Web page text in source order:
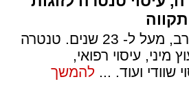
מטפל בעל ניסיון רב, מעל ל- 23 שנים. טנטרה
מיני, עיסוי רפואי,
שוודי ועוד. ... להמשך